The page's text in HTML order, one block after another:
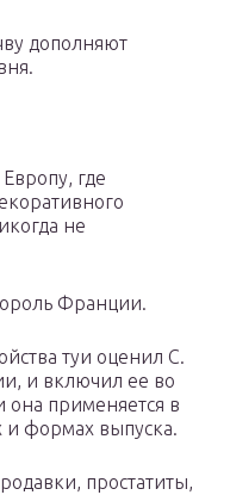
дополняют
где
не
Франции.
туи оценил С.
и включил ее во
применяется в
и формах выпуска.
простатиты,